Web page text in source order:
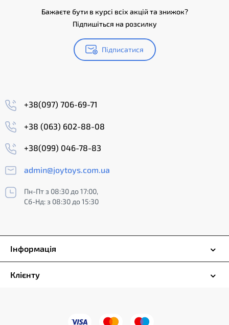
Бажаєте бути в курсі всіх акцій та знижок?
Підпишіться на розсилку
Підписатися
+38(097) 706-69-71
+38 (063) 602-88-08
+38(099) 046-78-83
admin@joytoys.com.ua
Пн-Пт з 08:30 до 17:00,
Сб-Нд: з 08:30 до 15:30
Інформація
Клієнту